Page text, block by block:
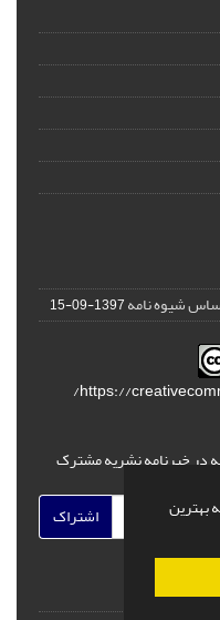
بهترین
شیوه نامه1397-09-15
https://
در خبرنامه نشریه مشترک
اشتراک